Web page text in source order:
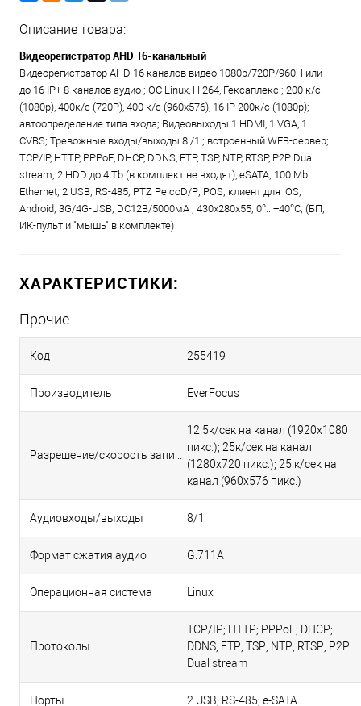
Описание товара:
Видеорегистратор AHD 16-канальный
Видеорегистратор AHD 16 каналов видео 1080p/720P/960H или
до 16 IP+ 8 каналов аудио ; ОС Linux, Н.264, Гексаплекс ; 200 к/с
(1080p), 400к/с (720P), 400 к/с (960х576), 16 IP 200к/с (1080p);
автоопределение типа входа; Видеовыходы 1 HDMI, 1 VGA, 1
CVBS; Тревожные входы/выходы 8 /1.; встроенный WEB-сервер;
TCP/IP, HTTP, PPPoE, DHCP, DDNS, FTP, TSP, NTP, RTSP, P2P Dual
stream; 2 HDD до 4 Tb (в комплект не входят), eSATA; 100 Mb
Ethernet; 2 USB; RS-485; PTZ PelcoD/P; POS; клиент для iOS,
Android; 3G/4G-USB; DC12B/5000мА ; 430х280х55; 0°...+40°C; (БП,
ИК-пульт и "мышь" в комплекте)
ХАРАКТЕРИСТИКИ:
Прочие
Код 255419
Производитель EverFocus
12.5к/сек на канал (1920х1080
пикс.); 25к/сек на канал
(1280х720 пикс.); 25 к/сек на
канал (960х576 пикс.)
Аудиовходы/выходы 8/1
Формат сжатия аудио G.711A
Операционная система Linux
Протоколы
TCP/IP; HTTP; PPPoE; DHCP;
DDNS; FTP; TSP; NTP; RTSP; P2P
Dual stream
Порты 2 USB; RS-485; e-SATA